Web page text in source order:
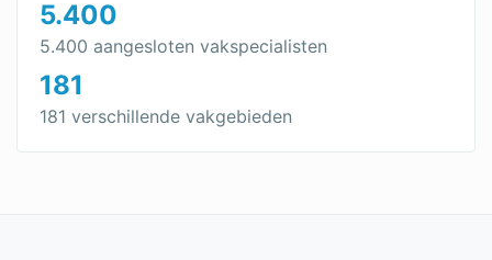
5.400
5.400 aangesloten vakspecialisten
181
181 verschillende vakgebieden